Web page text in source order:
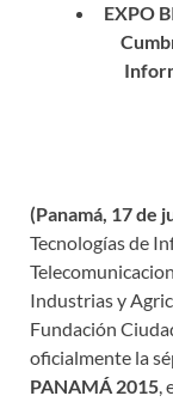
EXPO
(Panamá, 17 de
Tecnologías de
Industrias y
Fundación
oficialmente la
PANAMÁ 2015,